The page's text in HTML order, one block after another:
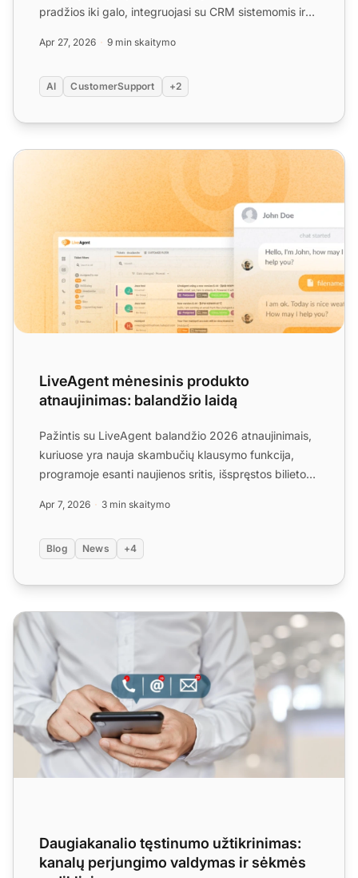
pradžios iki galo, integruojasi su CRM sistemomis ir
Apr 27, 2026 9 min skaitymo
AI CustomerSupport +2
LiveAgent mėnesinis produkto atnaujinimas: balandžio
LiveAgent mėnesinis produkto
atnaujinimas: balandžio laidą
Pažintis su LiveAgent balandžio 2026 atnaujinimais,
kuriuose yra nauja skambučių klausymo funkcija,
programoje esanti naujienos sritis, išspręstos bilieto
Apr 7, 2026 3 min skaitymo
Blog News +4
Daugiakanalio tęstinumo užtikrinimas: kanalų
Daugiakanalio tęstinumo užtikrinimas:
kanalų perjungimo valdymas ir sėkmės